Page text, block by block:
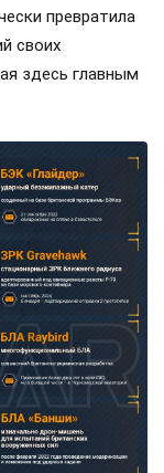
превратила
своих
здесь главным